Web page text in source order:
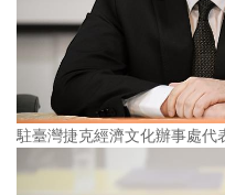
駐臺灣捷克經濟文化辦事處